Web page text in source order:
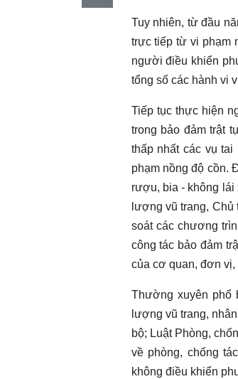
Tuy nhiên, từ đầu
trực tiếp từ vi phạm
người điều khiển
tổng số các hành vi
Tiếp tục thực hiện
trong bảo đảm trật
thấp nhất các vụ
phạm nồng độ cồn.
rượu, bia - không lái
lượng vũ trang,
soát các chương
công tác bảo đảm
của cơ quan, đơn
Thường xuyên phổ
lượng vũ trang,
bộ; Luật Phòng,
về phòng, chống
không điều khiển
Chào ngày mới 5/8/2026